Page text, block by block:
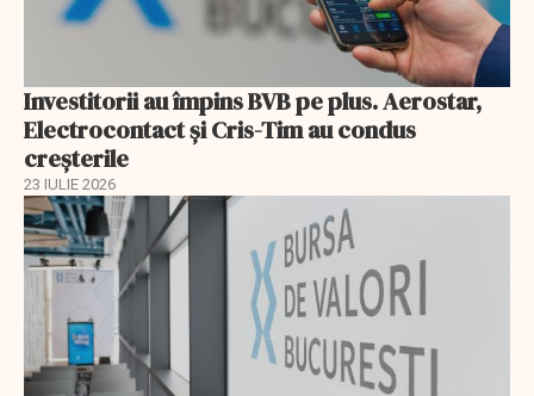
Investitorii au împins BVB pe plus. Aerostar,
Electrocontact și Cris-Tim au condus
creșterile
23 IULIE 2026